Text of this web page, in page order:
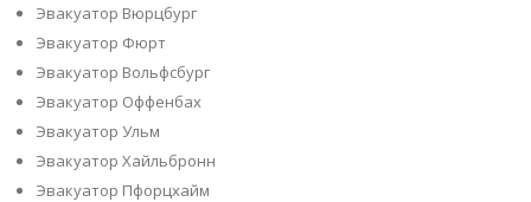
Эвакуатор Вюрцбург
Эвакуатор Фюрт
Эвакуатор Вольфсбург
Эвакуатор Оффенбах
Эвакуатор Ульм
Эвакуатор Хайльбронн
Эвакуатор Пфорцхайм